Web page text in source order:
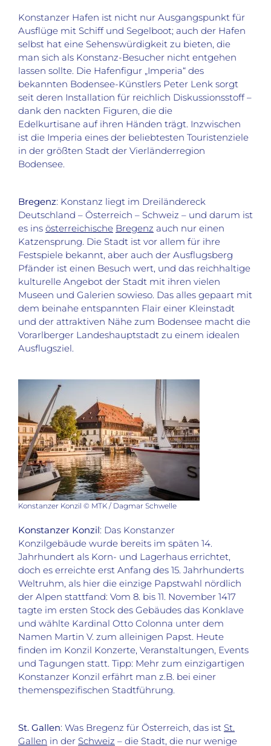
Konstanzer Hafen ist nicht nur Ausgangspunkt für
Ausflüge mit Schiff und Segelboot; auch der Hafen
selbst hat eine Sehenswürdigkeit zu bieten, die
man sich als Konstanz-Besucher nicht entgehen
lassen sollte. Die Hafenfigur „Imperia“ des
bekannten Bodensee-Künstlers Peter Lenk sorgt
seit deren Installation für reichlich Diskussionsstoff –
dank den nackten Figuren, die die
Edelkurtisane auf ihren Händen trägt. Inzwischen
ist die Imperia eines der beliebtesten Touristenziele
in der größten Stadt der Vierländerregion
Bodensee.
Bregenz: Konstanz liegt im Dreiländereck
Deutschland – Österreich – Schweiz – und darum ist
es ins österreichische Bregenz auch nur einen
Katzensprung. Die Stadt ist vor allem für ihre
Festspiele bekannt, aber auch der Ausflugsberg
Pfänder ist einen Besuch wert, und das reichhaltige
kulturelle Angebot der Stadt mit ihren vielen
Museen und Galerien sowieso. Das alles gepaart mit
dem beinahe entspannten Flair einer Kleinstadt
und der attraktiven Nähe zum Bodensee macht die
Vorarlberger Landeshauptstadt zu einem idealen
Ausflugsziel.
Konstanzer Konzil © MTK / Dagmar Schwelle
Konstanzer Konzil: Das Konstanzer
Konzilgebäude wurde bereits im späten 14.
Jahrhundert als Korn- und Lagerhaus errichtet,
doch es erreichte erst Anfang des 15. Jahrhunderts
Weltruhm, als hier die einzige Papstwahl nördlich
der Alpen stattfand: Vom 8. bis 11. November 1417
tagte im ersten Stock des Gebäudes das Konklave
und wählte Kardinal Otto Colonna unter dem
Namen Martin V. zum alleinigen Papst. Heute
finden im Konzil Konzerte, Veranstaltungen, Events
und Tagungen statt. Tipp: Mehr zum einzigartigen
Konstanzer Konzil erfährt man z.B. bei einer
themenspezifischen Stadtführung.
St. Gallen: Was Bregenz für Österreich, das ist St.
Gallen in der Schweiz – die Stadt, die nur wenige